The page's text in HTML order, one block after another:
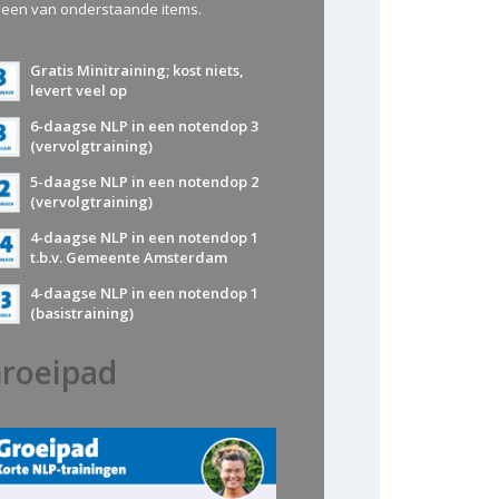
van onderstaande items.
Gratis Minitraining; kost niets,
levert veel op
6-daagse NLP in een notendop 3
(vervolgtraining)
5-daagse NLP in een notendop 2
(vervolgtraining)
4-daagse NLP in een notendop 1
t.b.v. Gemeente Amsterdam
4-daagse NLP in een notendop 1
(basistraining)